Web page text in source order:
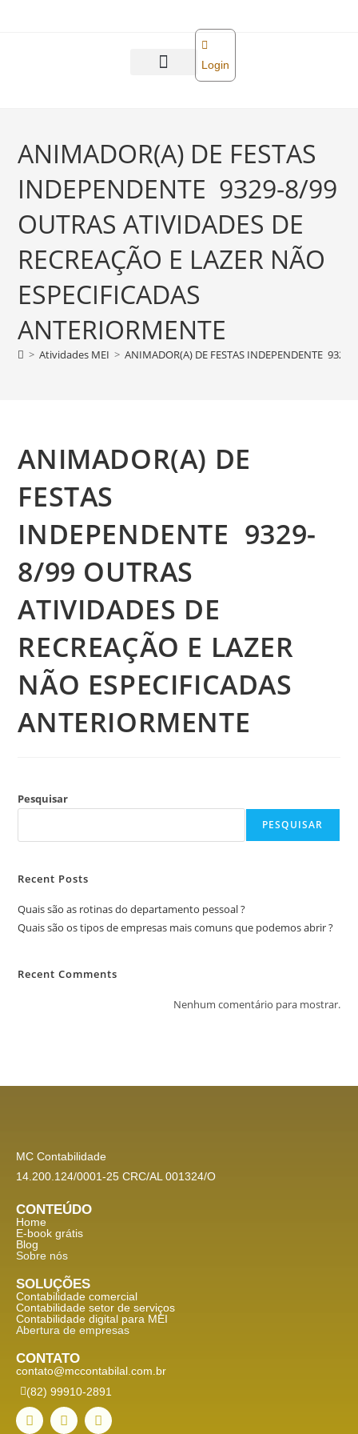
Login
ANIMADOR(A) DE FESTAS
INDEPENDENTE 9329-8/99
OUTRAS ATIVIDADES DE
RECREAÇÃO E LAZER NÃO
ESPECIFICADAS
ANTERIORMENTE
> Atividades MEI > ANIMADOR(A) DE FESTAS INDEPENDENTE 9329-
ANIMADOR(A) DE
FESTAS
INDEPENDENTE 9329-
8/99 OUTRAS
ATIVIDADES DE
RECREAÇÃO E LAZER
NÃO ESPECIFICADAS
ANTERIORMENTE
Pesquisar
PESQUISAR
Recent Posts
Quais são as rotinas do departamento pessoal ?
Quais são os tipos de empresas mais comuns que podemos abrir ?
Recent Comments
Nenhum comentário para mostrar.
MC Contabilidade
14.200.124/0001-25 CRC/AL 001324/O
CONTEÚDO
Home
E-book grátis
Blog
Sobre nós
SOLUÇÕES
Contabilidade comercial
Contabilidade setor de serviços
Contabilidade digital para MEI
Abertura de empresas
CONTATO
contato@mccontabilal.com.br
(82) 99910-2891